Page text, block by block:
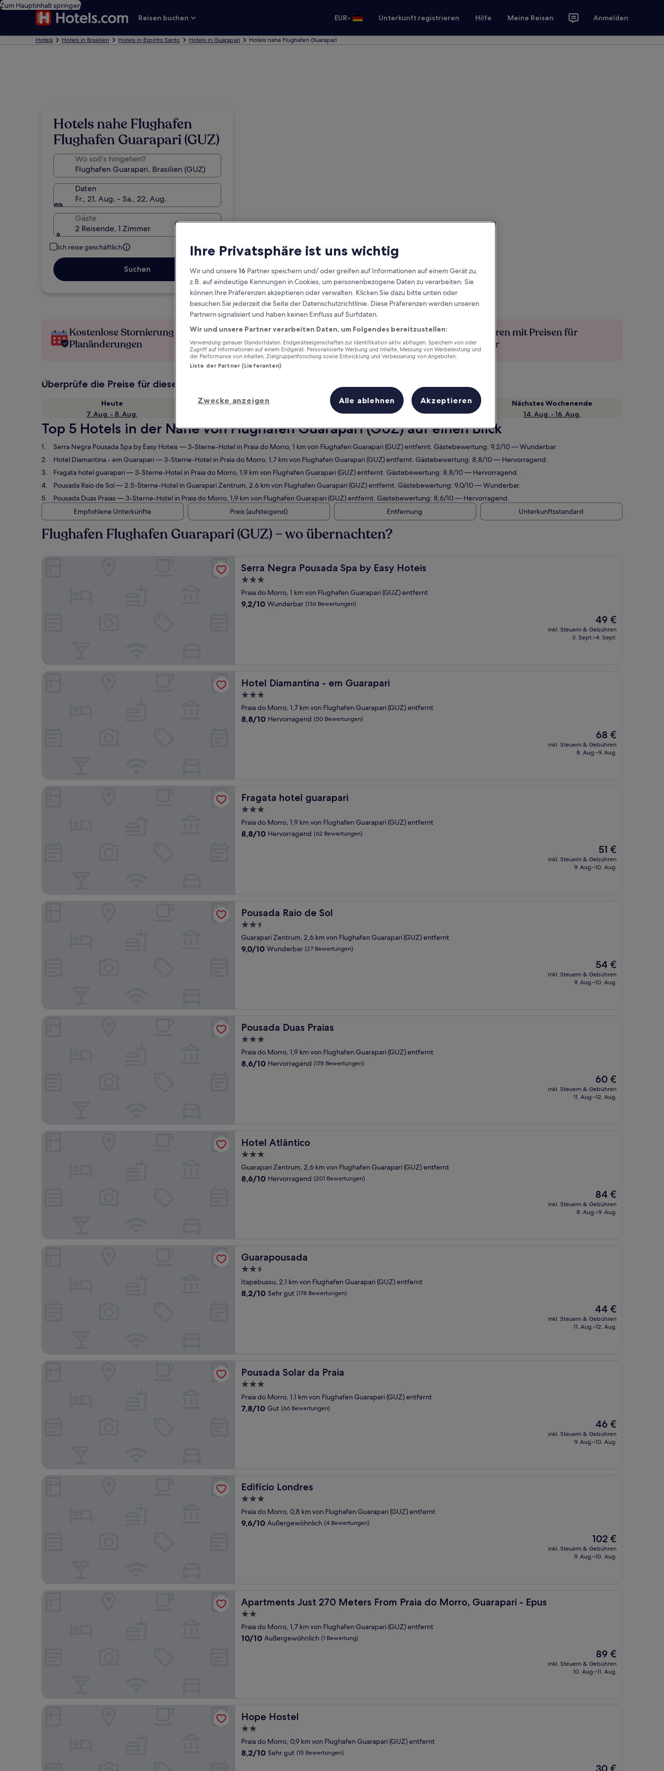
Zum Hauptinhalt springen
Reisen buchen
EUR• Unterkunft registrieren Hilfe Meine Reisen Anmelden
Hotels Hotels in Brasilien Hotels in Espírito Santo Hotels in Guarapari Hotels nahe Flughafen Guarapari
Hotels nahe Flughafen
Flughafen Guarapari (GUZ)
Wo soll’s hingehen?
Daten
Fr., 21. Aug. - Sa., 22. Aug.
Gäste
2 Reisende, 1 Zimmer
Ich reise geschäftlich
Suchen
Kostenlose Stornierung bei
Planänderungen
Verdiene Prämien für jede
wahrgenommene Übernachtung
Mehr sparen mit Preisen für
Mitglieder
Überprüfe die Preise für diese Daten
Heute
7. Aug. - 8. Aug.
Morgen
Dieses Wochenende
7. Aug. - 9. Aug.
Nächstes Wochenende
14. Aug. - 16. Aug.
Top 5 Hotels in der Nähe von Flughafen Guarapari (GUZ) auf einen Blick
Serra Negra Pousada Spa by Easy Hoteis— 3-Sterne-Hotel in Praia do Morro, 1 km von Flughafen Guarapari (GUZ) entfernt. Gästebewertung: 9,2/10 — Wunderbar.
Hotel Diamantina - em Guarapari— 3-Sterne-Hotel in Praia do Morro, 1,7 km von Flughafen Guarapari (GUZ) entfernt. Gästebewertung: 8,8/10 — Hervorragend.
Fragata hotel guarapari— 3-Sterne-Hotel in Praia do Morro, 1,9 km von Flughafen Guarapari (GUZ) entfernt. Gästebewertung: 8,8/10 — Hervorragend.
Pousada Raio de Sol— 2.5-Sterne-Hotel in Guarapari Zentrum, 2,6 km von Flughafen Guarapari (GUZ) entfernt. Gästebewertung: 9,0/10 — Wunderbar.
Pousada Duas Praias— 3-Sterne-Hotel in Praia do Morro, 1,9 km von Flughafen Guarapari (GUZ) entfernt. Gästebewertung: 8,6/10 — Hervorragend.
Empfohlene Unterkünfte
Preis (aufsteigend) Entfernung Unterkunftsstandard
Flughafen Flughafen Guarapari (GUZ) – wo übernachten?
Serra Negra Pousada Spa by Easy Hoteis
Serra Negra Pousada Spa by Easy Hoteis
3.0-
Sterne-
Unterkunft
Praia do Morro, 1 km von Flughafen Guarapari (GUZ) entfernt
9.2
9,2/10 Wunderbar (136 Bewertungen)
Der
Preis
beträgt
49 €
inkl. Steuern & Gebühren
3. Sept.–4. Sept.
Hotel Diamantina - em Guarapari
Hotel Diamantina - em Guarapari
3.0-
Sterne-
Unterkunft
Praia do Morro, 1,7 km von Flughafen Guarapari (GUZ) entfernt
8.8
8,8/10 Hervorragend (50 Bewertungen)
Der
Preis
beträgt
68 €
inkl. Steuern & Gebühren
8. Aug.–9. Aug.
Hotel Diamantina - em Guarapari
Fragata hotel guarapari
Fragata hotel guarapari
3.0-
Sterne-
Unterkunft
Praia do Morro, 1,9 km von Flughafen Guarapari (GUZ) entfernt
8.8
8,8/10 Hervorragend (62 Bewertungen)
Der
Preis
beträgt
51 €
inkl. Steuern & Gebühren
9. Aug.–10. Aug.
Pousada Raio de Sol
Pousada Raio de Sol
2.5-
Sterne-
Unterkunft
Guarapari Zentrum, 2,6 km von Flughafen Guarapari (GUZ) entfernt
9.0
9,0/10 Wunderbar (27 Bewertungen)
Der
Preis
beträgt
54 €
inkl. Steuern & Gebühren
9. Aug.–10. Aug.
Pousada Raio de Sol
Pousada Duas Praias
Pousada Duas Praias
3.0-
Sterne-
Unterkunft
Praia do Morro, 1,9 km von Flughafen Guarapari (GUZ) entfernt
8.6
8,6/10 Hervorragend (178 Bewertungen)
Der
Preis
beträgt
60 €
inkl. Steuern & Gebühren
11. Aug.–12. Aug.
Hotel Atlântico
Hotel Atlântico
3.0-
Sterne-
Unterkunft
Guarapari Zentrum, 2,6 km von Flughafen Guarapari (GUZ) entfernt
8.6
8,6/10 Hervorragend (201 Bewertungen)
Der
Preis
beträgt
84 €
inkl. Steuern & Gebühren
8. Aug.–9. Aug.
Hotel Atlântico
Guarapousada
Guarapousada
2.5-
Sterne-
Unterkunft
Itapebussu, 2,1 km von Flughafen Guarapari (GUZ) entfernt
8.2
8,2/10 Sehr gut (178 Bewertungen)
Der
Preis
beträgt
44 €
inkl. Steuern & Gebühren
11. Aug.–12. Aug.
Pousada Solar da Praia
Pousada Solar da Praia
3.0-
Sterne-
Unterkunft
Praia do Morro, 1,1 km von Flughafen Guarapari (GUZ) entfernt
7.8
7,8/10 Gut (66 Bewertungen)
Der
Preis
beträgt
46 €
inkl. Steuern & Gebühren
9. Aug.–10. Aug.
Pousada Solar da Praia
Edifício Londres
Edifício Londres
3.0-
Sterne-
Unterkunft
Praia do Morro, 0,8 km von Flughafen Guarapari (GUZ) entfernt
9.6
9,6/10 Außergewöhnlich (4 Bewertungen)
Der
Preis
beträgt
102 €
inkl. Steuern & Gebühren
9. Aug.–10. Aug.
Apartments Just 270 Meters From Praia do Morro, Guarapari - Epus
Apartments Just 270 Meters From Praia do Morro, Guarapari - Epus
2.0-
Sterne-
Unterkunft
Praia do Morro, 1,7 km von Flughafen Guarapari (GUZ) entfernt
10.0
10/10 Außergewöhnlich (1 Bewertung)
Der
Preis
beträgt
89 €
inkl. Steuern & Gebühren
10. Aug.–11. Aug.
Apartments Just 270 Meters From Praia do Morro, Guarapari - Epus
Hope Hostel
Hope Hostel
2.0-
Sterne-
Unterkunft
Praia do Morro, 0,9 km von Flughafen Guarapari (GUZ) entfernt
8.2
8,2/10 Sehr gut (15 Bewertungen)
Der
30 €
Ihre Privatsphäre ist uns wichtig
Wir und unsere16 Partner speichern und/ oder greifen auf Informationen auf einem Gerät zu,
z.B. auf eindeutige Kennungen in Cookies, um personenbezogene Daten zu verarbeiten. Sie
können Ihre Präferenzen akzeptieren oder verwalten. Klicken Sie dazu bitte unten oder
besuchen Sie jederzeit die Seite der Datenschutzrichtlinie. Diese Präferenzen werden unseren
Partnern signalisiert und haben keinen Einfluss auf Surfdaten.
Wir und unsere Partner verarbeiten Daten, um Folgendes bereitzustellen:
Verwendung genauer Standortdaten. Endgeräteeigenschaften zur Identifikation aktiv abfragen. Speichern von oder
Zugriff auf Informationen auf einem Endgerät. Personalisierte Werbung und Inhalte, Messung von Werbeleistung und
der Performance von Inhalten, Zielgruppenforschung sowie Entwicklung und Verbesserung von Angeboten.
Liste der Partner (Lieferanten)
Zwecke anzeigen Alle ablehnen Akzeptieren